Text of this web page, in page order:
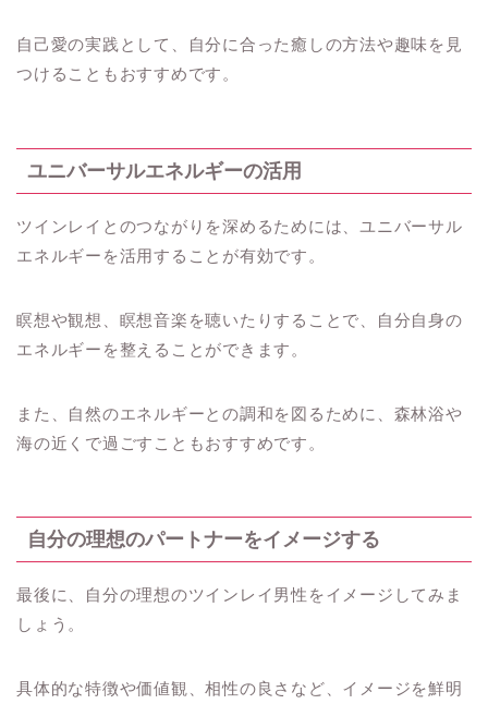
自己愛の実践として、自分に合った癒しの方法や趣味を見
つけることもおすすめです。
ユニバーサルエネルギーの活用
ツインレイとのつながりを深めるためには、ユニバーサル
エネルギーを活用することが有効です。
瞑想や観想、瞑想音楽を聴いたりすることで、自分自身の
エネルギーを整えることができます。
また、自然のエネルギーとの調和を図るために、森林浴や
海の近くで過ごすこともおすすめです。
自分の理想のパートナーをイメージする
最後に、自分の理想のツインレイ男性をイメージしてみま
しょう。
具体的な特徴や価値観、相性の良さなど、イメージを鮮明